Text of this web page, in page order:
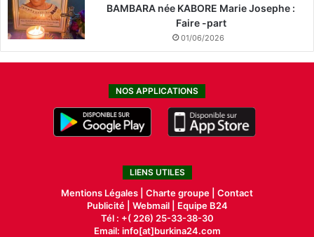
BAMBARA née KABORE Marie Josephe :
Faire -part
01/06/2026
NOS APPLICATIONS
LIENS UTILES
Mentions Légales | Charte groupe | Contact
Publicité| Webmail |
Equipe B24
Tél : +( 226) 25-33-38-30
Email: info[at]burkina24.com